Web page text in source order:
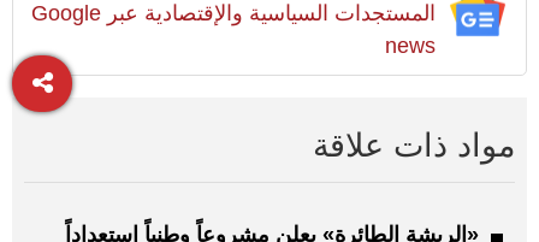
المستجدات السياسية والإقتصادية عبر Google
news
مواد ذات علاقة
«الريشة الطائرة» يعلن مشروعاً وطنياً استعداداً